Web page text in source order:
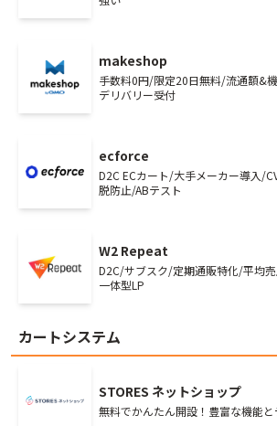
makeshop
手数料0円/限定20日無料/流通額&
デリバリー受付
ecforce
D2C ECカート/大手メーカー導入/
脱防止/ABテスト
W2 Repeat
D2C/サブスク/定期通販特化/平均
一体型LP
カートシステム
STORES ネットショップ
無料でかんたん開設！豊富な機能と